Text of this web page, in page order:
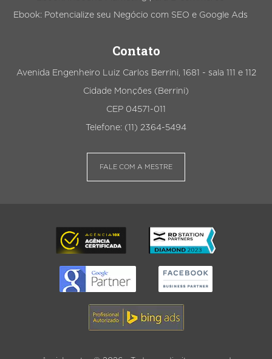
Ebook: Potencialize seu Negócio com SEO e Google Ads
Contato
Avenida Engenheiro Luiz Carlos Berrini, 1681 - sala 111 e 112
Cidade Monções (Berrini)
CEP 04571-011
Telefone: (11) 2364-5494
FALE COM A MESTRE